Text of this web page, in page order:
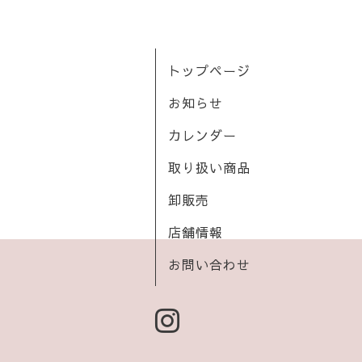
トップページ
お知らせ
カレンダー
取り扱い商品
卸販売
店舗情報
お問い合わせ